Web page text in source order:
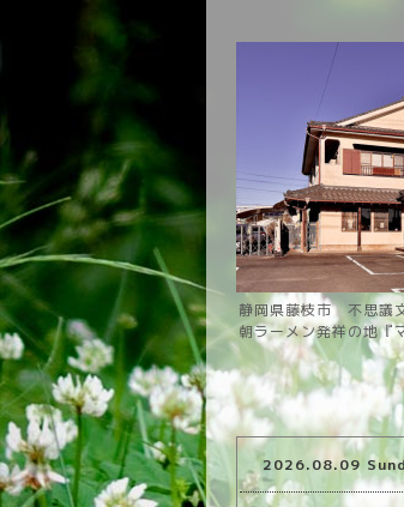
静岡県藤枝市 不思議
朝ラーメン発祥の地『
2026.08.09